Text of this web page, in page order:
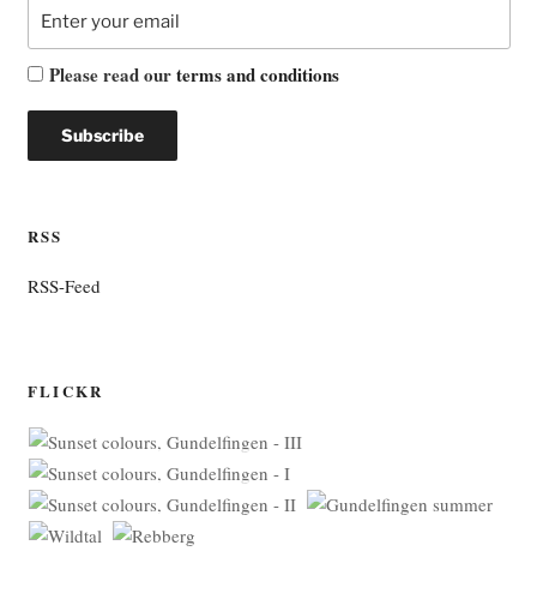
Please read ourterms and conditions
RSS
RSS-Feed
FLICKR